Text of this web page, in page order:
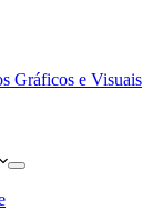
Gráficos e Visuais